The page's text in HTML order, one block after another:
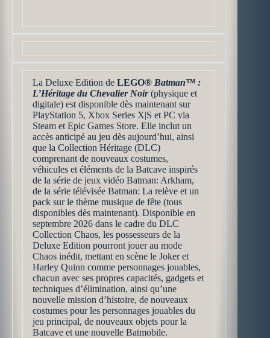
La Deluxe Edition de LEGO® Batman™ :
L’Héritage du Chevalier Noir(physique et
digitale) est disponible dès maintenant sur
PlayStation 5, Xbox Series X|S et PC via
Steam et Epic Games Store. Elle inclut un
accès anticipé au jeu dès aujourd’hui, ainsi
que la Collection Héritage (DLC)
comprenant de nouveaux costumes,
véhicules et éléments de la Batcave inspirés
de la série de jeux vidéo Batman: Arkham,
de la série télévisée Batman: La relève et un
pack sur le thème musique de fête (tous
disponibles dès maintenant). Disponible en
septembre 2026 dans le cadre du DLC
Collection Chaos, les possesseurs de la
Deluxe Edition pourront jouer au mode
Chaos inédit, mettant en scène le Joker et
Harley Quinn comme personnages jouables,
chacun avec ses propres capacités, gadgets et
techniques d’élimination, ainsi qu’une
nouvelle mission d’histoire, de nouveaux
costumes pour les personnages jouables du
jeu principal, de nouveaux objets pour la
Batcave et une nouvelle Batmobile.